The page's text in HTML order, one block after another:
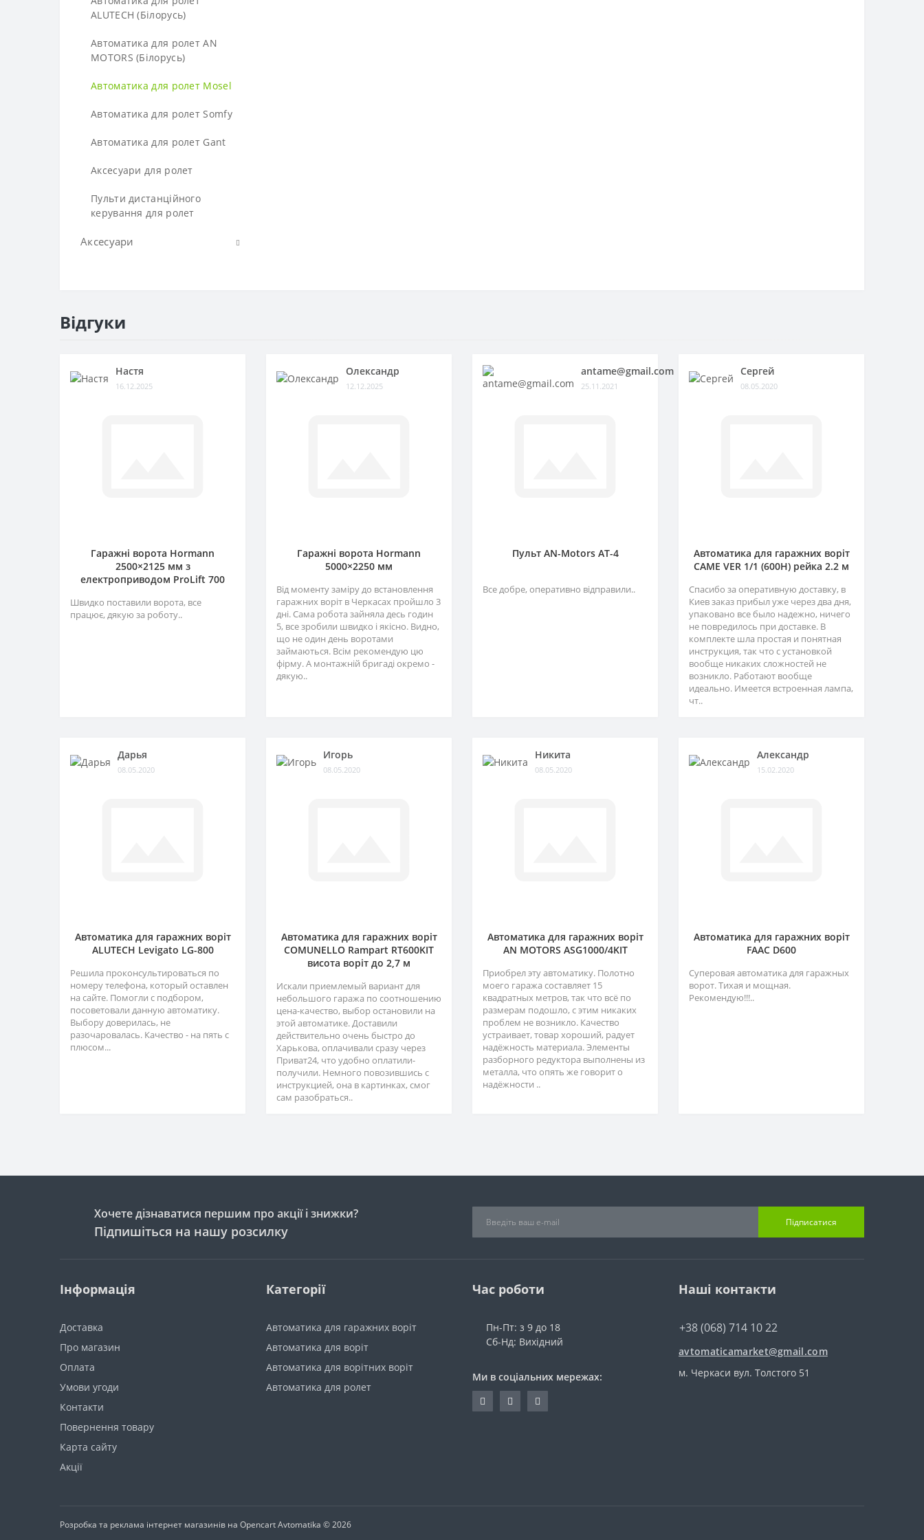
GANT
MILLER TECHNICS
NICE
ROGER
ROTELLI
STEELON
GANT
GENIUS
MILLER TECHNICS
NICE
ROGER
ROTELLI
STEELON
GANT
MARANTEC
ROGER
Комплекти шлагбаумів
Автоматичні шлагбауми
Аксесуари для шлагбаумів
майданчики
ALUTECH (Білорусь)
Автоматика для ролет AN
MOTORS (Білорусь)
Автоматика для ролет Mosel
Автоматика для ролет Somfy
Автоматика для ролет Gant
Аксесуари для ролет
Пульти дистанційного
керування для ролет
Аксесуари
Зубчаста рейка
Плати та блоки управління
Відгуки
Настя
16.12.2025
Гаражні ворота Hormann
2500×2125 мм з
електроприводом ProLift 700
Швидко поставили ворота, все
працює, дякую за роботу..
Олександр
12.12.2025
Гаражні ворота Hormann
5000×2250 мм
Від моменту заміру до встановлення
гаражних воріт в Черкасах пройшло 3
дні. Сама робота зайняла десь годин
5, все зробили швидко і якісно. Видно,
що не один день воротами
займаються. Всім рекомендую цю
фірму. А монтажній бригаді окремо -
дякую..
antame@gmail.com
25.11.2021
Пульт AN-Motors AT-4
Все добре, оперативно відправили..
Сергей
08.05.2020
Автоматика для гаражних воріт
CAME VER 1/1 (600H) рейка 2.2 м
Спасибо за оперативную доставку, в
Киев заказ прибыл уже через два дня,
упаковано все было надежно, ничего
не повредилось при доставке. В
комплекте шла простая и понятная
инструкция, так что с установкой
вообще никаких сложностей не
возникло. Работают вообще
идеально. Имеется встроенная лампа,
чт..
Дарья
08.05.2020
Автоматика для гаражних воріт
ALUTECH Levigato LG-800
Решила проконсультироваться по
номеру телефона, который оставлен
на сайте. Помогли с подбором,
посоветовали данную автоматику.
Выбору доверилась, не
разочаровалась. Качество - на пять с
плюсом...
Игорь
08.05.2020
Автоматика для гаражних воріт
COMUNELLO Rampart RT600KIT
висота воріт до 2,7 м
Искали приемлемый вариант для
небольшого гаража по соотношению
цена-качество, выбор остановили на
этой автоматике. Доставили
действительно очень быстро до
Харькова, оплачивали сразу через
Приват24, что удобно оплатили-
получили. Немного повозившись с
инструкцией, она в картинках, смог
сам разобраться..
Никита
08.05.2020
Автоматика для гаражних воріт
AN MOTORS ASG1000/4KIT
Приобрел эту автоматику. Полотно
моего гаража составляет 15
квадратных метров, так что всё по
размерам подошло, с этим никаких
проблем не возникло. Качество
устраивает, товар хороший, радует
надёжность материала. Элементы
разборного редуктора выполнены из
металла, что опять же говорит о
надёжности ..
Александр
15.02.2020
Автоматика для гаражних воріт
FAAC D600
Суперовая автоматика для гаражных
ворот. Тихая и мощная.
Рекомендую!!!..
Хочете дізнаватися першим про акції і знижки?
Підпишіться на нашу розсилку
Підписатися
Інформація
Доставка
Про магазин
Оплата
Умови угоди
Контакти
Повернення товару
Карта сайту
Акції
Категорії
Автоматика для гаражних воріт
Автоматика для воріт
Автоматика для ворітних воріт
Автоматика для ролет
Час роботи
Пн-Пт: з 9 до 18
Сб-Нд: Вихідний
Ми в соціальних мережах:
Наші контакти
+38 (068) 714 10 22
avtomaticamarket@gmail.com
м. Черкаси вул. Толстого 51
Розробка та реклама інтернет магазинів на OpencartAvtomatika © 2026